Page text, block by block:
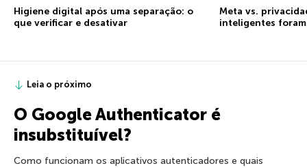
Higiene digital após uma separação: o
que verificar e desativar
Meta vs.
inteligentes
Leia o próximo
O Google Authenticator é
insubstituível?
Como funcionam os aplicativos autenticadores e quais